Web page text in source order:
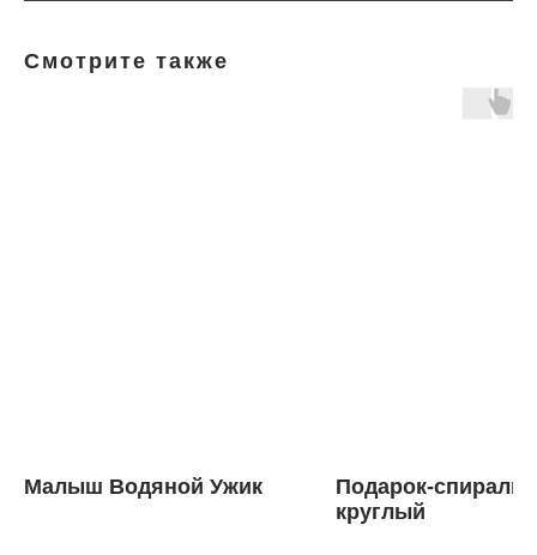
Смотрите также
Малыш Водяной Ужик
Подарок-спираль
круглый